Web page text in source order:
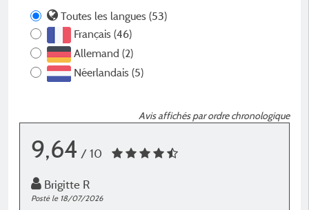
Toutes les langues (53)
Français (46)
Allemand (2)
Néerlandais (5)
Avis affichés par ordre chronologique
9,64 / 10
Brigitte R
Posté le 18/07/2026